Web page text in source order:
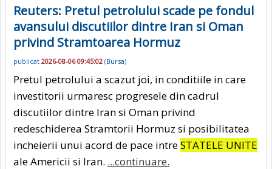
Reuters: Pretul petrolului scade pe fondul
avansului discutiilor dintre Iran si Oman
privind Stramtoarea Hormuz
publicat 2026-08-06 09:45:02 (Bursa)
Pretul petrolului a scazut joi, in conditiile in care
investitorii urmaresc progresele din cadrul
discutiilor dintre Iran si Oman privind
redeschiderea Stramtorii Hormuz si posibilitatea
incheierii unui acord de pace intreSTATELE UNITE
ale Americii si Iran. ...continuare.